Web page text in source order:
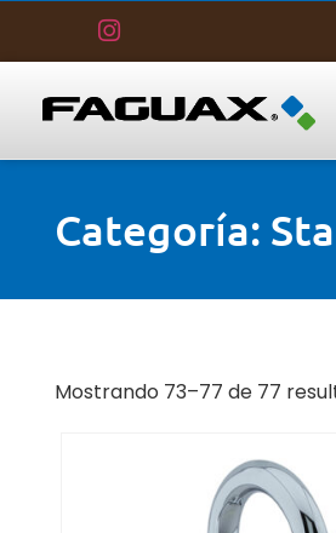
Categoría:
Mostrando 73–77 de 77